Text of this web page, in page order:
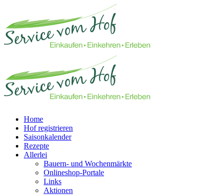
Home
Hof registrieren
Saisonkalender
Rezepte
Allerlei
Bauern- und Wochenmärkte
Onlineshop-Portale
Links
Aktionen